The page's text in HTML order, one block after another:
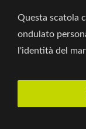
Questa scatola
ondulato
l'identità del